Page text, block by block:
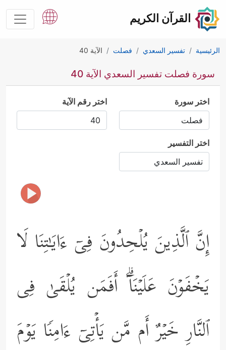
القرآن الكريم
الرئيسية تفسير السعدي فصلت الآية 40
سورة فصلت تفسير السعدي الآية 40
اختر سورة اختر رقم الآية
اختر التفسير
إِنَّ ٱلَّذِینَ یُلۡحِدُونَ فِیۤ ءَایَـٰتِنَا لَا
یَخۡفَوۡنَ عَلَیۡنَاۤۗ أَفَمَن یُلۡقَىٰ فِی
ٱلنَّارِ خَیۡرٌ أَم مَّن یَأۡتِیۤ ءَامِنࣰا یَوۡمَ